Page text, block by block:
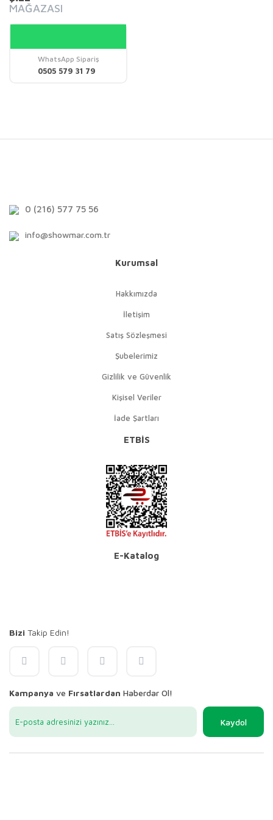
MAĞAZASI
WhatsApp Sipariş
0505 579 31 79
0 (216) 577 75 56
info@showmar.com.tr
Kurumsal
Hakkımızda
İletişim
Satış Sözleşmesi
Şubelerimiz
Gizlilik ve Güvenlik
Kişisel Veriler
İade Şartları
ETBİS
E-Katalog
Bizi Takip Edin!
Kampanya ve Fırsatlardan Haberdar Ol!
Kaydol